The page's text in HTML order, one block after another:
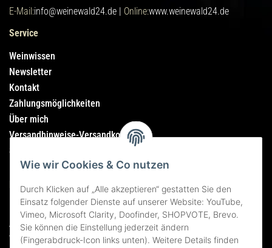
Wie wir Cookies & Co nutzen
Durch Klicken auf „Alle akzeptieren“ gestatten Sie den
Einsatz folgender Dienste auf unserer Website: YouTube,
Vimeo, Microsoft Clarity, Doofinder, SHOPVOTE, Brevo.
Sie können die Einstellung jederzeit ändern
(Fingerabdruck-Icon links unten). Weitere Details finden
Rechtliches
Impressum
AGB
Widerrufsrecht
Service
Weinwissen
Newsletter
Kontakt
Zahlungsmöglichkeiten
Über mich
Versandhinweise-Versandkosten
Sitemap
E-Mail:info@weinewald24.de | Online:www.weinewald24.de